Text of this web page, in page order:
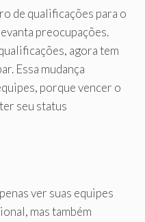
de qualificações para o
preocupações.
agora tem
Essa mudança
porque vencer o
seu status
ver suas equipes
mas também